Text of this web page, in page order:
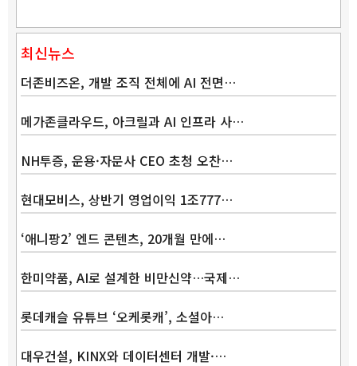
최신뉴스
더존비즈온, 개발 조직 전체에 AI 전면…
메가존클라우드, 아크릴과 AI 인프라 사…
NH투증, 운용·자문사 CEO 초청 오찬…
현대모비스, 상반기 영업이익 1조777…
‘애니팡2’ 엔드 콘텐츠, 20개월 만에…
한미약품, AI로 설계한 비만신약…국제…
롯데캐슬 유튜브 ‘오케롯캐’, 소셜아…
대우건설, KINX와 데이터센터 개발·…